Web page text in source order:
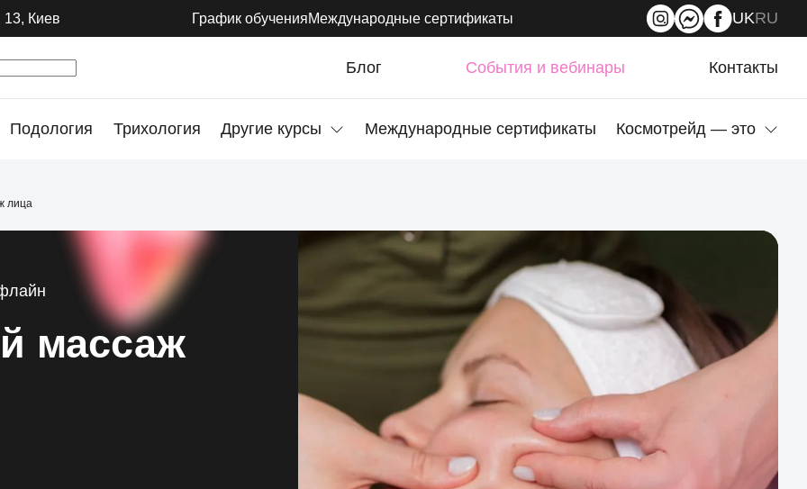
13, Киев График обученияМеждународные сертификаты UKRU
Блог События и вебинары Контакты
Подология Трихология Другие курсы Международные сертификаты Космотрейд — это
лица
массаж